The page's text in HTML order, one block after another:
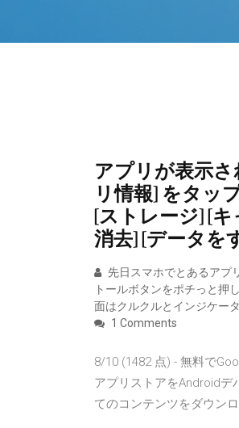
アプリが表示
リ情報] をタッ
[ストレージ] [
消去] [データを
先日スマホでとあるアプ
トールボタンをポチっと押
面はクルクルとインジケー
1 Comments
8/10 (1482 点) - 無料で
アプリストアをAndroidデ
てのコンテンツをダウン